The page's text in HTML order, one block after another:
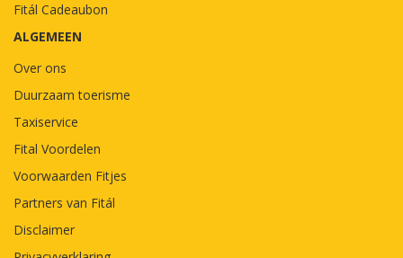
Fitál Cadeaubon
ALGEMEEN
Over ons
Duurzaam toerisme
Taxiservice
Fital Voordelen
Voorwaarden Fitjes
Partners van Fitál
Disclaimer